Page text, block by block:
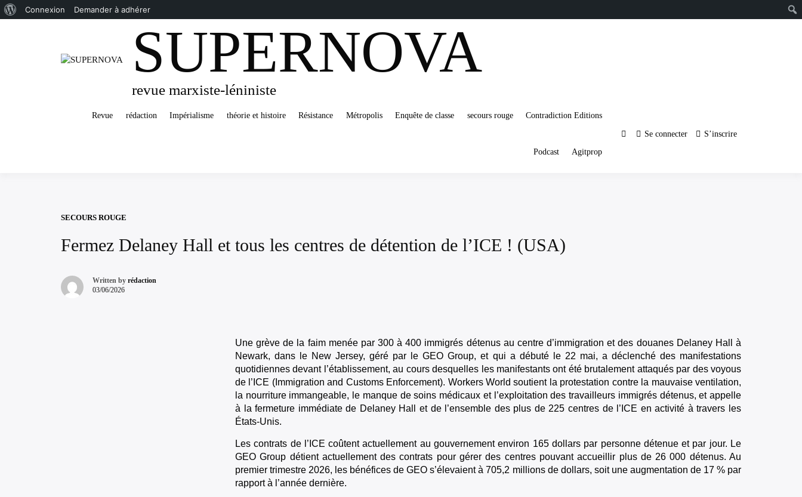
SUPERNOVA
revue marxiste-léniniste
Revue rédaction Impérialisme théorie et histoire Résistance Métropolis Enquête de classe secours rouge Contradiction Editions
Podcast Agitprop
Se connecter S’inscrire
SECOURS ROUGE
Fermez Delaney Hall et tous les centres de détention de l’ICE ! (USA)
Written by rédaction
03/06/2026
Une grève de la faim menée par 300 à 400 immigrés détenus au centre d’immigration et des douanes Delaney Hall à
Newark, dans le New Jersey, géré par le GEO Group, et qui a débuté le 22 mai, a déclenché des manifestations
quotidiennes devant l’établissement, au cours desquelles les manifestants ont été brutalement attaqués par des voyous
de l’ICE (Immigration and Customs Enforcement). Workers World soutient la protestation contre la mauvaise ventilation,
la nourriture immangeable, le manque de soins médicaux et l’exploitation des travailleurs immigrés détenus, et appelle
à la fermeture immédiate de Delaney Hall et de l’ensemble des plus de 225 centres de l’ICE en activité à travers les
États-Unis.
Les contrats de l’ICE coûtent actuellement au gouvernement environ 165 dollars par personne détenue et par jour. Le
GEO Group détient actuellement des contrats pour gérer des centres pouvant accueillir plus de 26 000 détenus. Au
premier trimestre 2026, les bénéfices de GEO s’élevaient à 705,2 millions de dollars, soit une augmentation de 17 % par
rapport à l’année dernière.
Connexion Demander à adhérer